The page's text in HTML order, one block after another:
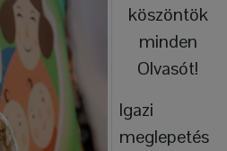
köszöntök
minden
Olvasót!
Igazi
meglepetés